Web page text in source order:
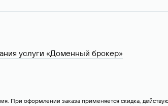
услуги «Доменный брокер»
При оформлении заказа применяется скидка,